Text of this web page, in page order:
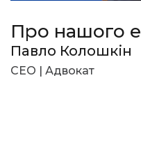
Про нашого
Павло Колошкін
CEO | Адвокат